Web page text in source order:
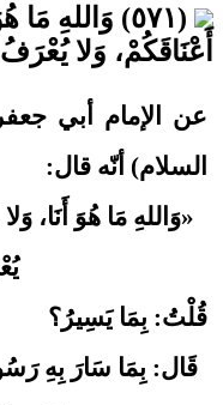
(٥٧١) وَاللهِ
أَعْنَاقَكُمْ، وَلا
عن الإمام أبي
السلام) أنّه قال:
«وَاللهِ مَا هُوَ أَنَا،
قُلْتُ: بِمَا يَسِيرُ؟
قَال: بِمَا سَارَ بِهِ